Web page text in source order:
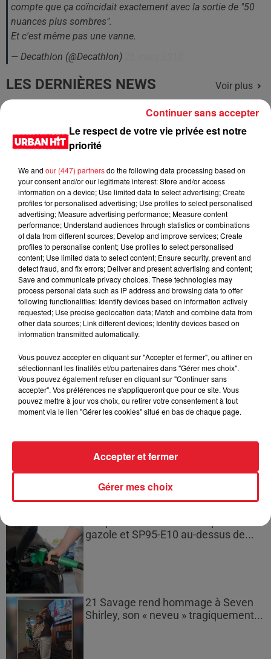
compte que ça coïncidait exactement avec la sortie de "50
nuances plus sombres".
Et c'est même pas une vanne.
— Decathlon (@Decathlon)
LES DERNIÈRES NEWS Voir plus
Jay-Z se bat contre la grand-mère
d'un homme prétendant être son fils
Cassie met fin à une ex-escorte
masculine dans sa bataille...
Des vitres tombent de la tour
Montparnasse : des désaccords
entre...
Incendies en Gironde : encore
plusieurs semaines avant
l'extinction...
Bouches-du-Rhône : les ossements
de deux militaires disparus...
gazole et SP95-E10 au-dessus de...
21 Savage rend hommage à Seven
Shirley, son « neveu » tragiquement...
Le respect de votre vie privée est notre
priorité
We and our (447) partnersdo the following data processing based on
your consent and/or our legitimate interest: Store and/or access
information on a device; Use limited data to select advertising; Create
profiles for personalised advertising; Use profiles to select personalised
advertising; Measure advertising performance; Measure content
performance; Understand audiences through statistics or combinations
of data from different sources; Develop and improve services; Create
profiles to personalise content; Use profiles to select personalised
content; Use limited data to select content; Ensure security, prevent and
detect fraud, and fix errors; Deliver and present advertising and content;
Save and communicate privacy choices. These technologies may
process personal data such as IP address and browsing data to offer
following functionalities: Identify devices based on information actively
requested; Use precise geolocation data; Match and combine data from
other data sources; Link different devices; Identify devices based on
information transmitted automatically.
Vous pouvez accepter en cliquant sur "Accepter et fermer", ou affiner en
sélectionnant les finalités et/ou partenaires dans "Gérer mes choix".
Vous pouvez également refuser en cliquant sur "Continuer sans
accepter". Vos préférences ne s'appliqueront que pour ce site. Vous
pouvez mettre à jour vos choix, ou retirer votre consentement à tout
moment via le lien "Gérer les cookies" situé en bas de chaque page.
Gérer mes choix
Accepter et fermer
Continuer sans accepter